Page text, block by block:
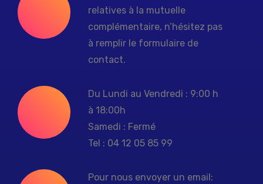
relatives à la mutuelle
complémentaire, n’hésitez pas
à remplir le formulaire de
contact.
Du Lundi au Vendredi : 9:00 h
à 18:00h
Samedi : Fermé
Tel : 04 12 05 85 99
Pour nous envoyer un email: